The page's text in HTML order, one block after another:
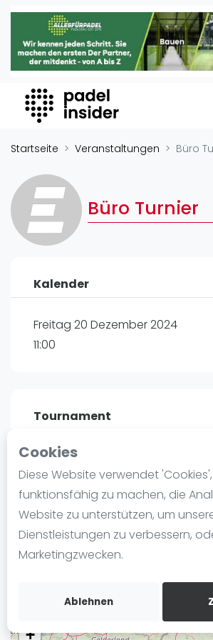
Cookies
Diese Website verwendet
funktionsfähig zu machen, die
Website zu unterstützen, um
Dienstleistungen zu verbessern,
Marketingzwecken.
Ablehnen
Padel Insider
Home
Organisationen
Buchungssysteme
Padel-Shops
Padelplatzbauer
Verschiedenes
Veranstaltungen
International
Ranking
Blog
Die Geschichte von Padel
Regeln und Punktzählung
Padel Schläge
Video
Startseite Veranstaltungen Büro
Büro Turnier
Kalender
Freitag 20 Dezember 2024
11:00
Tournament
padelBOX Köln-Weiden
Kronstädter Str. 100
50858Köln
Routebeschrijving
rankedin.com
padelBOX Turnierleitung
+